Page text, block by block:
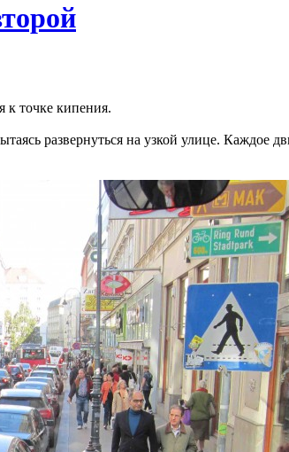
к точке кипения.
развернуться на узкой улице. Каждое